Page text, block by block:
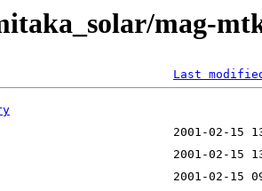
mag-
Last